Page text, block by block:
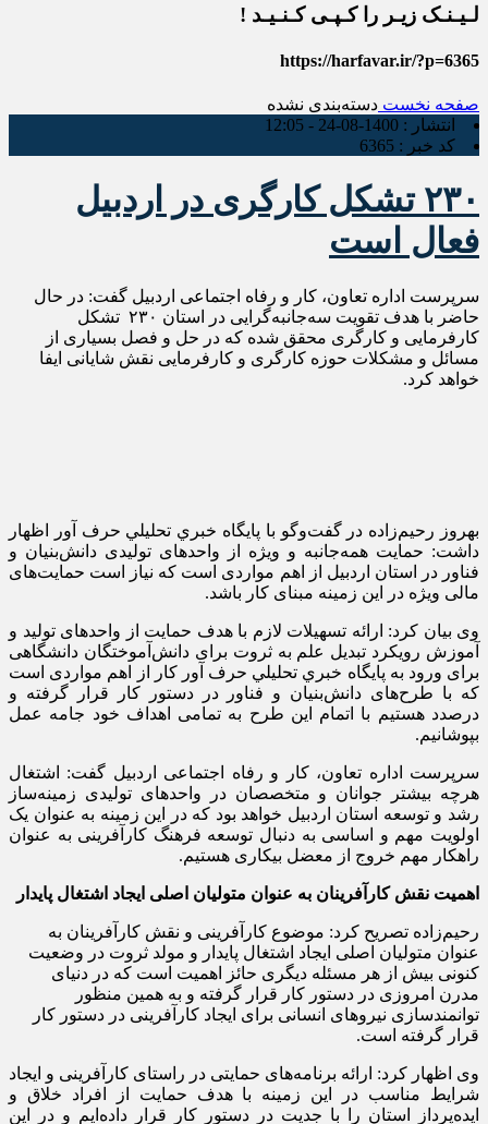
لـیـنـک زیـر را کـپـی کـنـیـد !
https://harfavar.ir/?p=6365
صفحه نخست دسته‌بندی نشده
انتشار : 1400-08-24 - 12:05
کد خبر : 6365
۲۳۰ تشکل کارگری در اردبیل
فعال است
سرپرست اداره تعاون، کار و رفاه اجتماعی اردبیل گفت: در حال
حاضر با هدف تقویت سه‌جانبه‌گرایی در استان ۲۳۰ تشکل
کارفرمایی و کارگری محقق شده که در حل و فصل بسیاری از
مسائل و مشکلات حوزه کارگری و کارفرمایی نقش شایانی ایفا
خواهد کرد.
بهروز رحیم‌زاده در گفت‌وگو با پايگاه خبري تحليلي حرف آور اظهار
داشت: حمایت همه‌جانبه و ویژه از واحدهای تولیدی دانش‌بنیان و
فناور در استان اردبیل از اهم مواردی است که نیاز است حمایت‌های
مالی ویژه در این زمینه مبنای کار باشد.
وی بیان کرد: ارائه تسهیلات لازم با هدف حمایت از واحدهای تولید و
آموزش رویکرد تبدیل علم به ثروت برای دانش‌آموختگان دانشگاهی
برای ورود به پايگاه خبري تحليلي حرف آور کار از اهم مواردی است
که با طرح‌های دانش‌بنیان و فناور در دستور کار قرار گرفته و
درصدد هستیم با اتمام این طرح به تمامی اهداف خود جامه عمل
بپوشانیم.
سرپرست اداره تعاون، کار و رفاه اجتماعی اردبیل گفت: اشتغال
هرچه بیشتر جوانان و متخصصان در واحدهای تولیدی زمینه‌ساز
رشد و توسعه استان اردبیل خواهد بود که در این زمینه به عنوان یک
اولویت مهم و اساسی به دنبال توسعه فرهنگ کارآفرینی به عنوان
راهکار مهم خروج از معضل بیکاری هستیم.
اهمیت نقش کارآفرینان به عنوان متولیان اصلی ایجاد اشتغال پایدار
رحیم‌زاده تصریح کرد: موضوع کارآفرینی و نقش کارآفرینان به
عنوان متولیان اصلی ایجاد اشتغال پایدار و مولد ثروت در وضعیت
کنونی بیش از هر مسئله دیگری حائز اهمیت است که در دنیای
مدرن امروزی در دستور کار قرار گرفته و به همین منظور
توانمندسازی نیروهای انسانی برای ایجاد کارآفرینی در دستور کار
قرار گرفته است.
وی اظهار کرد: ارائه برنامه‌های حمایتی در راستای کارآفرینی و ایجاد
شرایط مناسب در این زمینه با هدف حمایت از افراد خلاق و
ایده‌پرداز استان را با جدیت در دستور کار قرار داده‌ایم و در این